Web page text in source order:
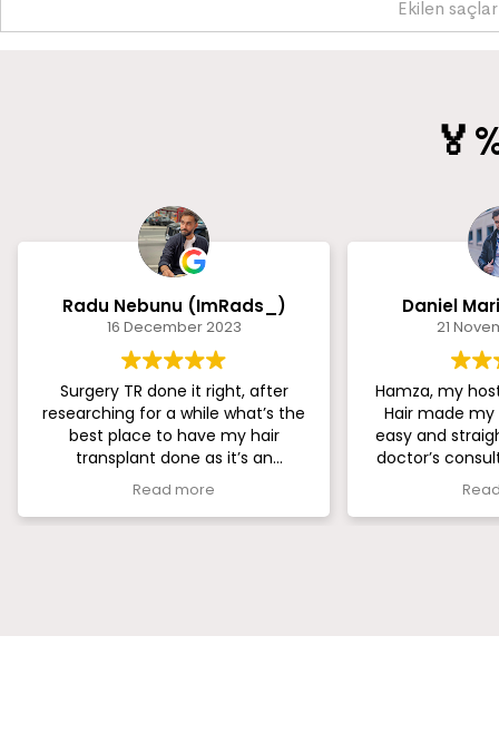
Ekilen
Radu Nebunu (ImRads_)
16 December 2023
Surgery TR done it right, after
researching for a while what’s the
best place to have my hair
transplant done as it’s an
important decision and see all
companies around I find Surgery TR
to be the best one for me and one
Read more
Daniel
21
Hamza, my host from Surgery TR
Hair made
easy and
doctor’s
understood
I’m really happy
only been two